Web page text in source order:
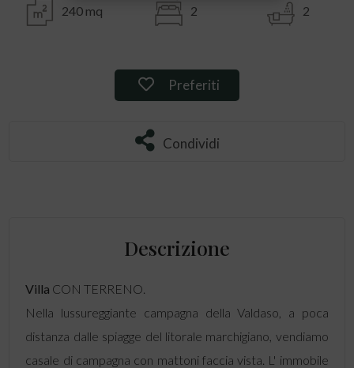
240 mq 2 2
Preferiti: Rif. 114509
Preferiti
Condividi
Condividi
Descrizione
Villa CON TERRENO.
Nella lussureggiante campagna della Valdaso, a poca
distanza dalle spiagge del litorale marchigiano, vendiamo
casale di campagna con mattoni faccia vista. L' immobile